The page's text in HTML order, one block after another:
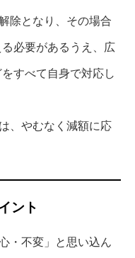
除となり、その場合
必要があるうえ、広
すべて自身で対応し
、やむなく減額に応
ント
・不変」と思い込ん